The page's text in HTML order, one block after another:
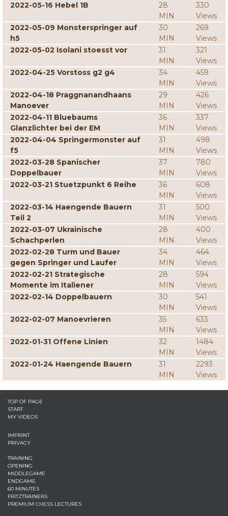
2022-05-16 Hebel 1B
28
MIN
330
Views
2022-05-09 Monsterspringer auf
h5
30
MIN
269
Views
2022-05-02 Isolani stoesst vor
31
MIN
321
Views
2022-04-25 Vorstoss g2 g4
34
MIN
459
Views
2022-04-18 Praggnanandhaans
Manoever
29
MIN
426
Views
2022-04-11 Bluebaums
Glanzlichter bei der EM
36
MIN
337
Views
2022-04-04 Springermonster auf
f5
31
MIN
498
Views
2022-03-28 Spanischer
Doppelbauer
37
MIN
780
Views
2022-03-21 Stuetzpunkt 6 Reihe
36
MIN
608
Views
2022-03-14 Haengende Bauern
Teil 2
31
MIN
500
Views
2022-03-07 Ukrainische
Schachperlen
28
MIN
400
Views
2022-02-28 Turm und Bauer
gegen Springer und Laufer
34
MIN
464
Views
2022-02-21 Strategische
Momente im Italiener
28
MIN
594
Views
2022-02-14 Doppelbauern
30
MIN
541
Views
2022-02-07 Manoevrieren
35
MIN
633
Views
2022-01-31 Offene Linien
32
MIN
1484
Views
2022-01-24 Haengende Bauern
31
MIN
2293
Views
TOP OF PAGE
START
MY VIDEOS
IMPRINT
PRIVACY
TRAINING
OPENING
MIDDLEGAME
ENDGAME
60 MINUTES
FRITZTRAINERS
PREMIUM CHESS LECTURES